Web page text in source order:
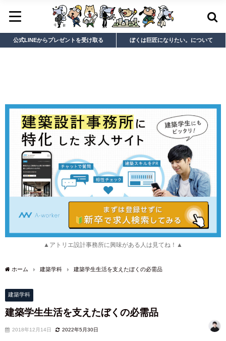
公式LINEからプレゼントを受け取る ぼくは巨匠になりたい。について
▲アトリエ設計事務所に興味がある人は見てね！▲
ホーム 建築学科 建築学生生活を支えたぼくの必需品
建築学科
建築学生生活を支えたぼくの必需品
2018年12月14日 2022年5月30日